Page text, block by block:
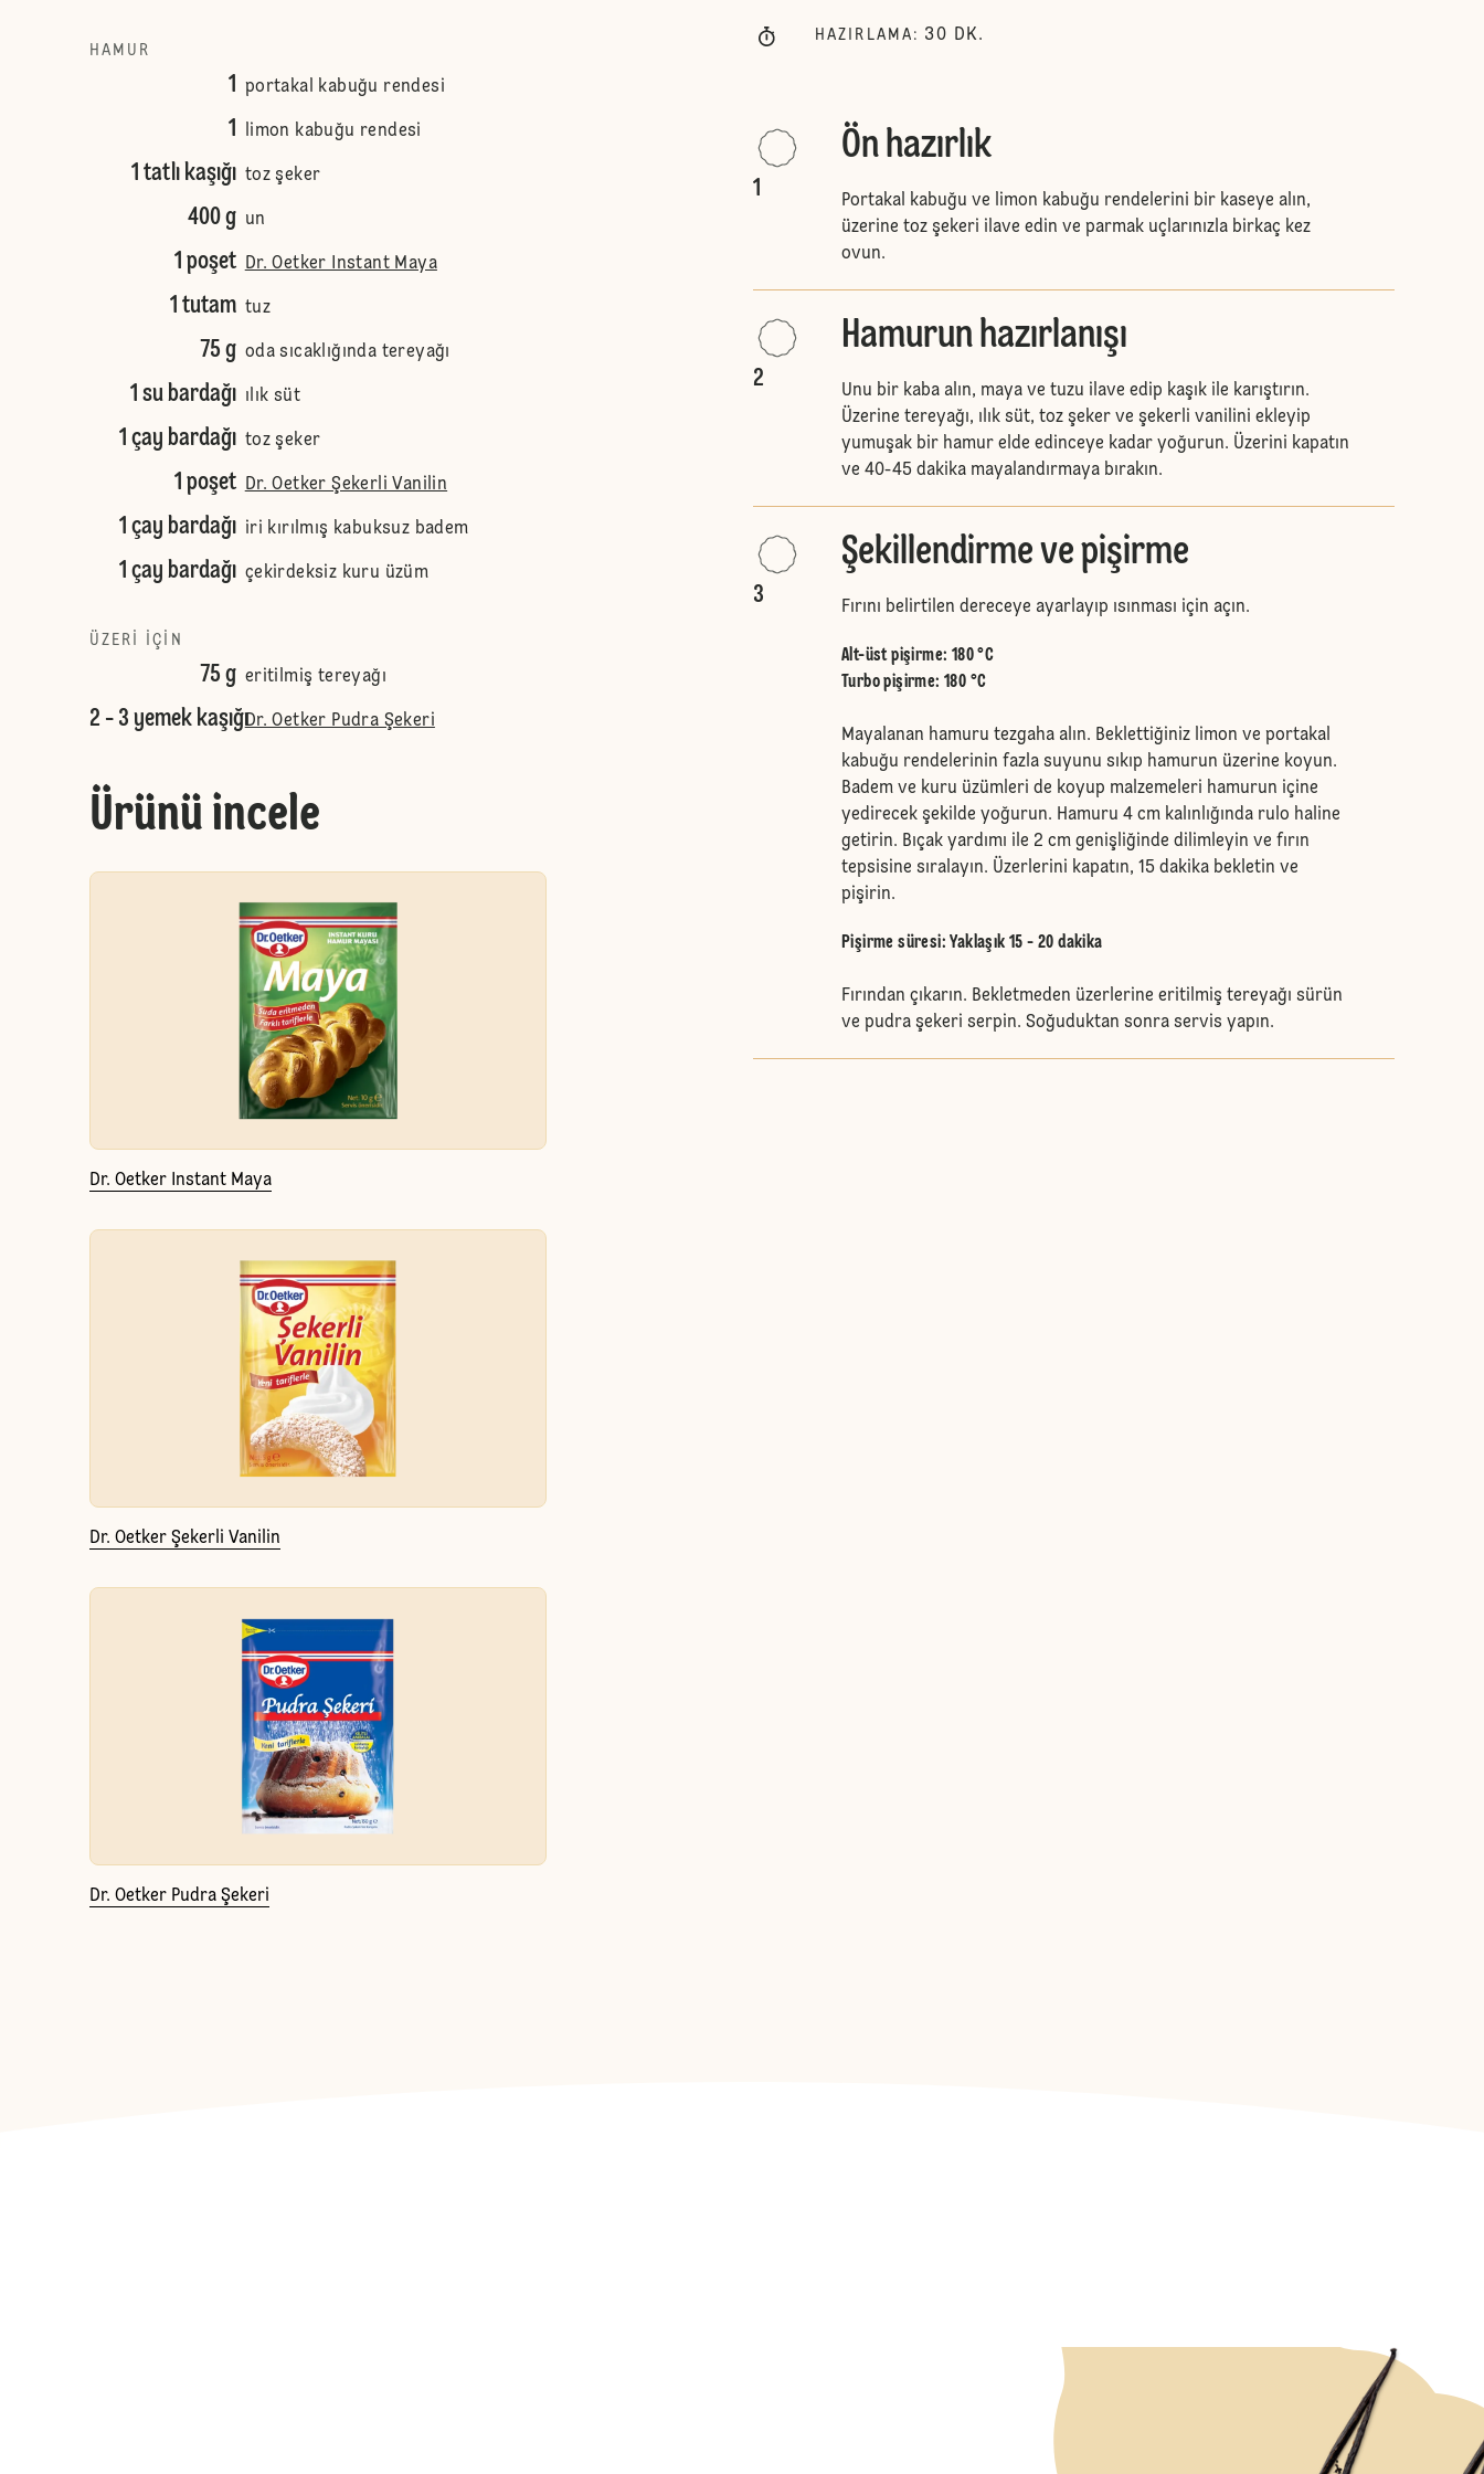
HAMUR
1 portakal kabuğu rendesi
1 limon kabuğu rendesi
1 tatlı kaşığı toz şeker
400 g un
1 poşet Dr. Oetker Instant Maya
1 tutam tuz
75 g oda sıcaklığında tereyağı
1 su bardağı ılık süt
1 çay bardağı toz şeker
1 poşet Dr. Oetker Şekerli Vanilin
1 çay bardağı iri kırılmış kabuksuz badem
1 çay bardağı çekirdeksiz kuru üzüm
ÜZERI IÇIN
75 g eritilmiş tereyağı
2 - 3 yemek kaşığıDr. Oetker Pudra Şekeri
Ürünü incele
Dr. Oetker Instant Maya
Dr. Oetker Şekerli Vanilin
Dr. Oetker Pudra Şekeri
HAZIRLAMA : 30 DK.
1
Ön hazırlık
Portakal kabuğu ve limon kabuğu rendelerini bir kaseye alın,
üzerine toz şekeri ilave edin ve parmak uçlarınızla birkaç kez
ovun.
2
Hamurun hazırlanışı
Unu bir kaba alın, maya ve tuzu ilave edip kaşık ile karıştırın.
Üzerine tereyağı, ılık süt, toz şeker ve şekerli vanilini ekleyip
yumuşak bir hamur elde edinceye kadar yoğurun. Üzerini kapatın
ve 40-45 dakika mayalandırmaya bırakın.
3
Şekillendirme ve pişirme
Fırını belirtilen dereceye ayarlayıp ısınması için açın.
Alt-üst pişirme: 180 °C
Turbo pişirme: 180 °C
Mayalanan hamuru tezgaha alın. Beklettiğiniz limon ve portakal
kabuğu rendelerinin fazla suyunu sıkıp hamurun üzerine koyun.
Badem ve kuru üzümleri de koyup malzemeleri hamurun içine
yedirecek şekilde yoğurun. Hamuru 4 cm kalınlığında rulo haline
getirin. Bıçak yardımı ile 2 cm genişliğinde dilimleyin ve fırın
tepsisine sıralayın. Üzerlerini kapatın, 15 dakika bekletin ve
pişirin.
Pişirme süresi: Yaklaşık 15 - 20 dakika
Fırından çıkarın. Bekletmeden üzerlerine eritilmiş tereyağı sürün
ve pudra şekeri serpin. Soğuduktan sonra servis yapın.